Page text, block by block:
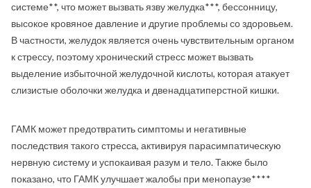
системе**, что может вызвать язву желудка***, бессонницу,
высокое кровяное давление и другие проблемы со здоровьем.
В частности, желудок является очень чувствительным органом
к стрессу, поэтому хронический стресс может вызвать
выделение избыточной желудочной кислоты, которая атакует
слизистые оболочки желудка и двенадцатиперстной кишки.
ГАМК может предотвратить симптомы и негативные
последствия такого стресса, активируя парасимпатическую
нервную систему и успокаивая разум и тело. Также было
показано, что ГАМК улучшает жалобы при менопаузе****